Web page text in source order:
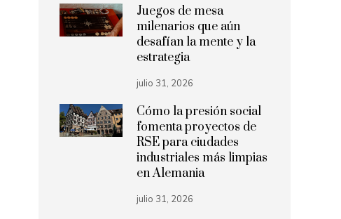
Juegos de mesa
milenarios que aún
desafían la mente y la
estrategia
julio 31, 2026
Cómo la presión social
fomenta proyectos de
RSE para ciudades
industriales más limpias
en Alemania
julio 31, 2026